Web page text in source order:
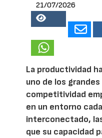
21/07/2026
17678
La productividad
uno de los
competitividad
en un entorno
interconectado,
que su capacidad